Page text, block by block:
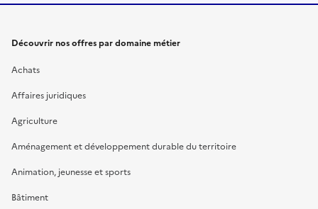
Découvrir nos offres par domaine métier
Achats
Affaires juridiques
Agriculture
Aménagement et développement durable du territoire
Animation, jeunesse et sports
Bâtiment